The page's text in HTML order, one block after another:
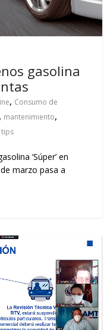
gasolina
, Consumo de
, mantenimiento,
tips
‘Súper’ en
marzo pasa a